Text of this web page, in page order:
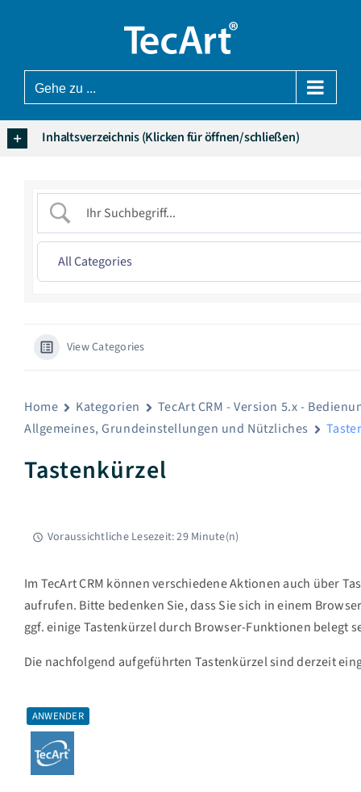
Gehe zu ...
Inhaltsverzeichnis (Klicken für öffnen/schließen)
View Categories
Home Kategorien
TecArt CRM - Version 5.x -
Allgemeines, Grundeinstellungen und Nützliches
Tastenkürzel
Voraussichtliche Lesezeit: 29 Minute(n)
Im TecArt CRM können verschiedene Aktionen auch über
aufrufen. Bitte bedenken Sie, dass Sie sich in einem
ggf. einige Tastenkürzel durch Browser-Funktionen belegt
Die nachfolgend aufgeführten Tastenkürzel sind derzeit
ANWENDER